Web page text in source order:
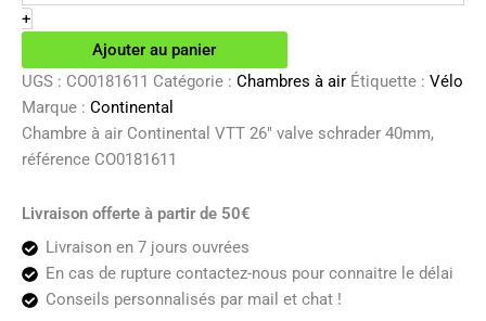
à
air
Continental
VTT
26"
valve
schrader
40mm
+
Ajouter au panier
UGS : CO0181611 Catégorie : Chambres à air Étiquette : Vélo
Marque : Continental
Chambre à air Continental VTT 26″ valve schrader 40mm,
référence CO0181611
Livraison offerte à partir de 50€
Livraison en 7 jours ouvrées
En cas de rupture contactez-nous pour connaitre le délai
Conseils personnalisés par mail et chat !